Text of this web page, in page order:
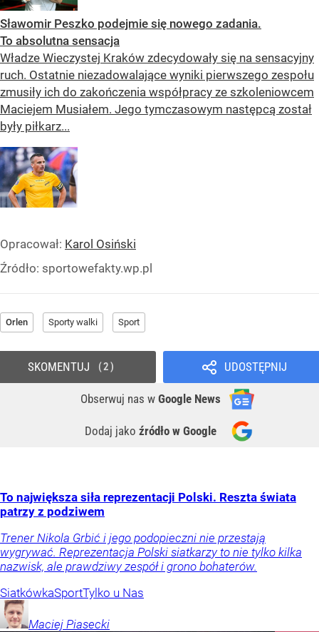
Sławomir Peszko podejmie się nowego zadania.
To absolutna sensacja
Władze Wieczystej Kraków zdecydowały się na sensacyjny
ruch. Ostatnie niezadowalające wyniki pierwszego zespołu
zmusiły ich do zakończenia współpracy ze szkoleniowcem
Maciejem Musiałem. Jego tymczasowym następcą został
były piłkarz...
Opracował: Karol Osiński
Źródło: sportowefakty.wp.pl
Orlen Sporty walki Sport
UDOSTĘPNIJ
Obserwuj nas w Google News
Dodaj jako źródło w Google
SKOMENTUJ 2
To największa siła reprezentacji Polski. Reszta świata
patrzy z podziwem
Trener Nikola Grbić i jego podopieczni nie przestają
wygrywać. Reprezentacja Polski siatkarzy to nie tylko kilka
nazwisk, ale prawdziwy zespół i grono bohaterów.
SiatkówkaSportTylko u Nas
Maciej Piasecki